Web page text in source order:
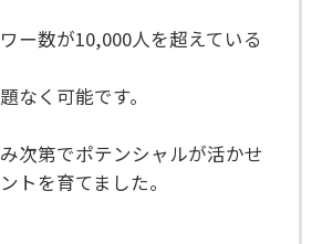
ー数が10,000人を超えている
なく可能です。
次第でポテンシャルが活かせ
トを育てました。